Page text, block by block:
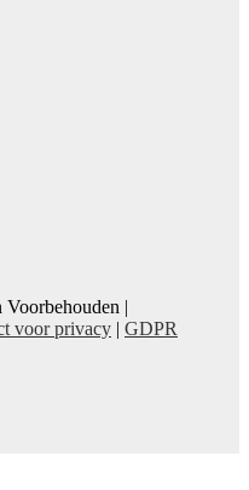
Voorbehouden |
voor privacy | GDPR